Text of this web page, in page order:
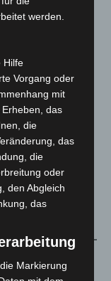
werden.
Hilfe
Vorgang oder
mit
das
die
das
die
oder
den Abgleich
das
Markierung